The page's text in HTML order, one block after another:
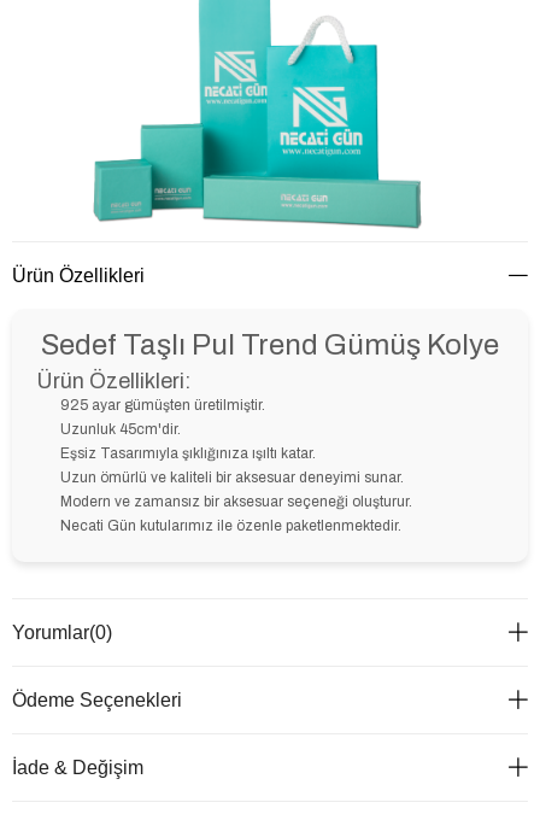
Ürün Özellikleri
Sedef Taşlı Pul Trend Gümüş Kolye
Ürün Özellikleri:
925 ayar gümüşten üretilmiştir.
Uzunluk 45cm'dir.
Eşsiz Tasarımıyla şıklığınıza ışıltı katar.
Uzun ömürlü ve kaliteli bir aksesuar deneyimi sunar.
Modern ve zamansız bir aksesuar seçeneği oluşturur.
Necati Gün kutularımız ile özenle paketlenmektedir.
Yorumlar(0)
Ödeme Seçenekleri
İade & Değişim